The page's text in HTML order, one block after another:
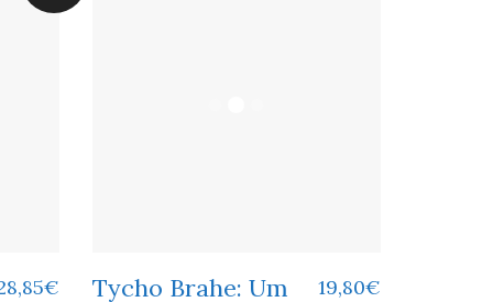
€
Tycho Brahe: Um
19,80€